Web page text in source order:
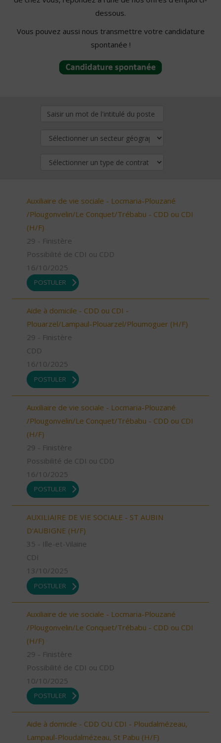
dessous.
Vous pouvez aussi nous transmettre votre candidature
spontanée !
Auxiliaire de vie sociale - Locmaria-Plouzané
/Plougonvelin/Le Conquet/Trébabu - CDD ou CDI
(H/F)
29 - Finistère
Possibilité de CDI ou CDD
16/10/2025
POSTULER
Aide à domicile - CDD ou CDI -
Plouarzel/Lampaul-Plouarzel/Ploumoguer (H/F)
29 - Finistère
CDD
16/10/2025
POSTULER
Auxiliaire de vie sociale - Locmaria-Plouzané
/Plougonvelin/Le Conquet/Trébabu - CDD ou CDI
(H/F)
29 - Finistère
Possibilité de CDI ou CDD
16/10/2025
POSTULER
AUXILIAIRE DE VIE SOCIALE - ST AUBIN
D'AUBIGNE (H/F)
35 - Ille-et-Vilaine
CDI
13/10/2025
POSTULER
Auxiliaire de vie sociale - Locmaria-Plouzané
/Plougonvelin/Le Conquet/Trébabu - CDD ou CDI
(H/F)
29 - Finistère
Possibilité de CDI ou CDD
10/10/2025
POSTULER
Aide à domicile - CDD OU CDI - Ploudalmézeau,
Lampaul-Ploudalmézeau, St Pabu (H/F)